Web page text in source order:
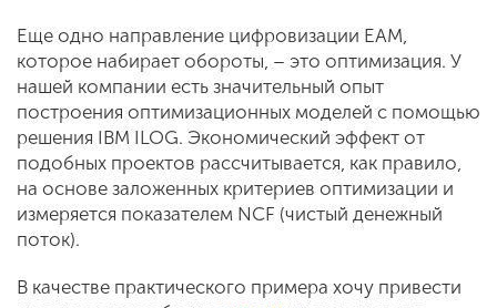
Еще одно направление цифровизации EAM,
которое набирает обороты, – это оптимизация. У
нашей компании есть значительный опыт
построения оптимизационных моделей с помощью
решения IBM ILOG. Экономический эффект от
подобных проектов рассчитывается, как правило,
на основе заложенных критериев оптимизации и
измеряется показателем NCF (чистый денежный
поток).
В качестве практического примера хочу привести